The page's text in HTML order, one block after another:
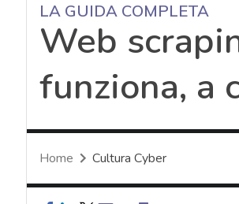
LA GUIDA COMPLETA
Web
funziona, a
Home Cultura Cyber